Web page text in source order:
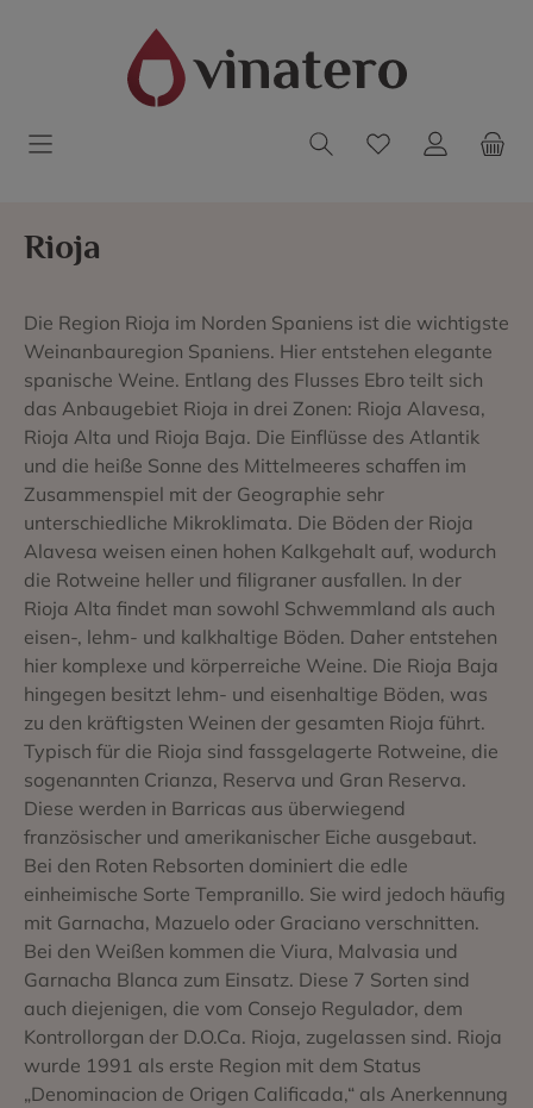
Rioja
Die Region Rioja im Norden Spaniens ist die wichtigste
Weinanbauregion Spaniens. Hier entstehen elegante
spanische Weine. Entlang des Flusses Ebro teilt sich
das Anbaugebiet Rioja in drei Zonen: Rioja Alavesa,
Rioja Alta und Rioja Baja. Die Einflüsse des Atlantik
und die heiße Sonne des Mittelmeeres schaffen im
Zusammenspiel mit der Geographie sehr
unterschiedliche Mikroklimata. Die Böden der Rioja
Alavesa weisen einen hohen Kalkgehalt auf, wodurch
die Rotweine heller und filigraner ausfallen. In der
Rioja Alta findet man sowohl Schwemmland als auch
eisen-, lehm- und kalkhaltige Böden. Daher entstehen
hier komplexe und körperreiche Weine. Die Rioja Baja
hingegen besitzt lehm- und eisenhaltige Böden, was
zu den kräftigsten Weinen der gesamten Rioja führt.
Typisch für die Rioja sind fassgelagerte Rotweine, die
sogenannten Crianza, Reserva und Gran Reserva.
Diese werden in Barricas aus überwiegend
französischer und amerikanischer Eiche ausgebaut.
Bei den Roten Rebsorten dominiert die edle
einheimische Sorte Tempranillo. Sie wird jedoch häufig
mit Garnacha, Mazuelo oder Graciano verschnitten.
Bei den Weißen kommen die Viura, Malvasia und
Garnacha Blanca zum Einsatz. Diese 7 Sorten sind
auch diejenigen, die vom Consejo Regulador, dem
Kontrollorgan der D.O.Ca. Rioja, zugelassen sind. Rioja
wurde 1991 als erste Region mit dem Status
„Denominacion de Origen Calificada,“ als Anerkennung